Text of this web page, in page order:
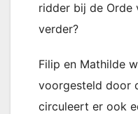
ridder bij de Orde
verder?
Filip en Mathilde
voorgesteld door
circuleert er ook